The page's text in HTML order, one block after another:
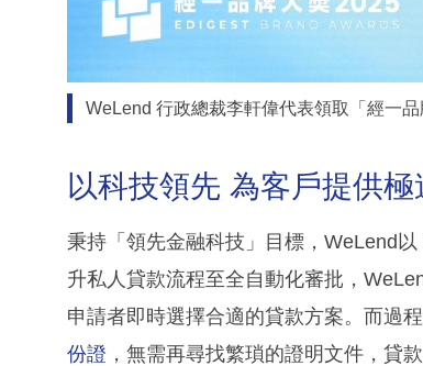
WeLend 行政總裁李軒偉代表領取「經一
以科技領先 為客戶提供
秉持「領先金融科技」目標，WeLend
升私人貸款流程至全自動化審批，
申請者即時選擇合適的貸款方案。而過
份證 ，無需再尋找繁瑣的證明文件，貸